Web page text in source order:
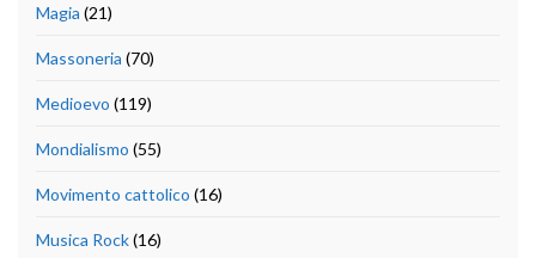
Magia (21)
Massoneria (70)
Medioevo (119)
Mondialismo (55)
Movimento cattolico (16)
Musica Rock(16)